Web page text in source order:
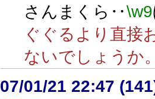
さんまくら‥\w9
ぐぐるより直接
ないでしょうか
07/01/21 22:47